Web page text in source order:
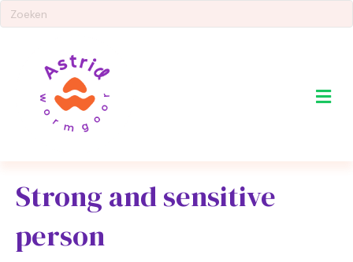
Strong and sensitive
person